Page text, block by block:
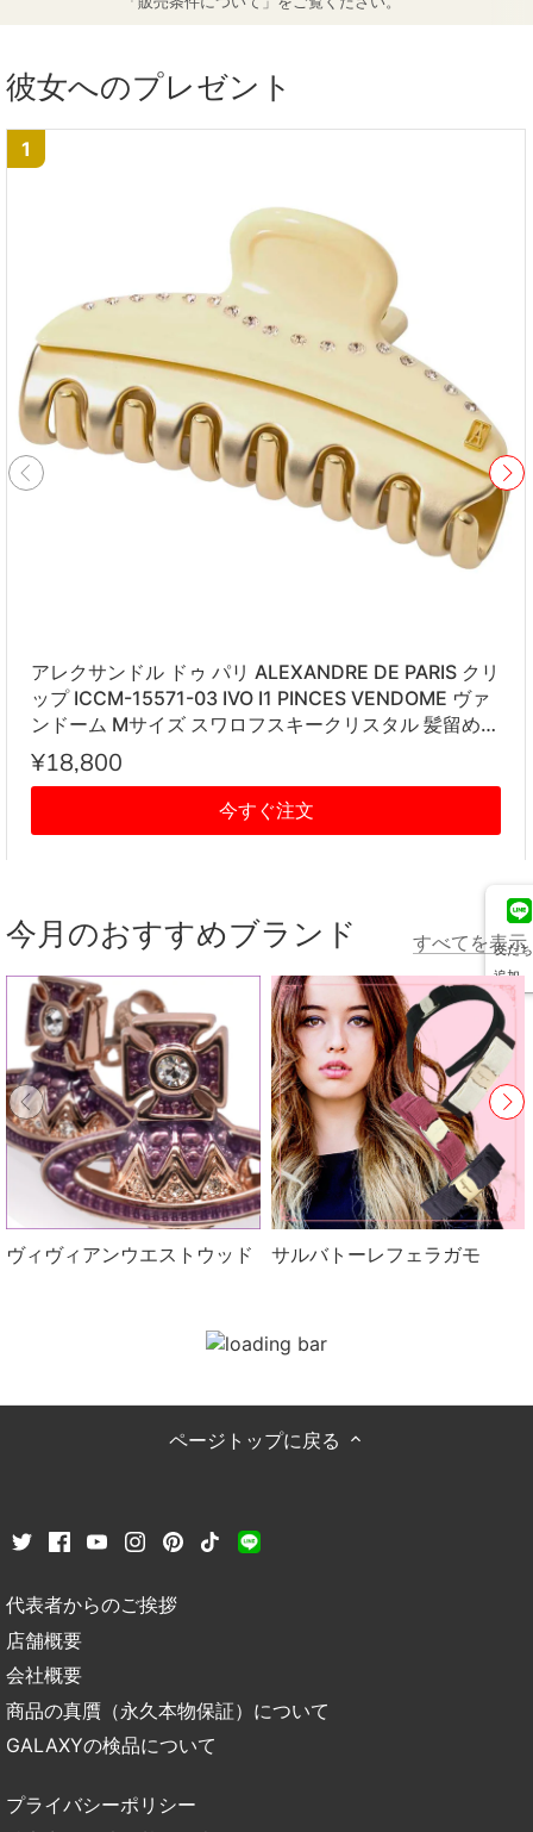
友だち
追加
彼女へのプレゼント
1
アレクサンドル ドゥ パリ ALEXANDRE DE PARIS クリ
ップ ICCM-15571-03 IVO I1 PINCES VENDOME ヴァ
ンドーム Mサイズ スワロフスキークリスタル 髪留め
レディース アイボリー系
¥18,800
今すぐ注文
今月のおすすめブランド すべてを表示
ヴィヴィアンウエストウッド サルバトーレフェラガモ
ページトップに戻る
代表者からのご挨拶
店舗概要
会社概要
商品の真贋（永久本物保証）について
GALAXYの検品について
プライバシーポリシー